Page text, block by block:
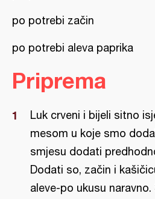
po potrebi začin
po potrebi aleva paprika
Priprema
Luk crveni i bijeli sitno
mesom u koje smo
smjesu dodati
Dodati so, začin i
aleve-po ukusu